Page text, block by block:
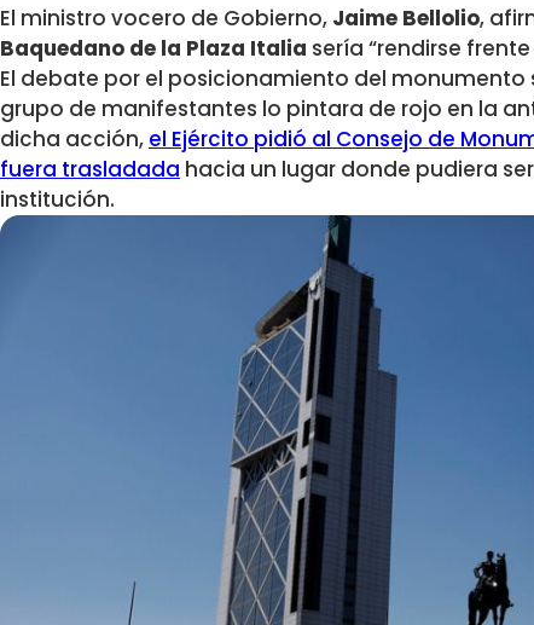
El ministro vocero de Gobierno, Jaime Bellolio,
Baquedano de la Plaza Italia sería “rendirse
El debate por el posicionamiento del monumento
grupo de manifestantes lo pintara de rojo en la
dicha acción, el Ejército pidió al Consejo de
fuera trasladada hacia un lugar donde pudiera
institución.